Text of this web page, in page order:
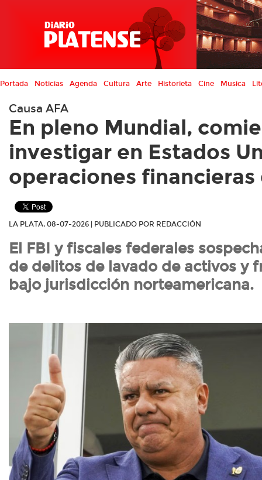
Portada Noticias Agenda Cultura Arte Historieta Cine Musica
Causa AFA
En pleno Mundial,
investigar en Estados
operaciones financieras
LA PLATA, 08-07-2026 | PUBLICADO POR REDACCIÓN
El FBI y fiscales federales
de delitos de lavado de activos y
bajo jurisdicción norteamericana.